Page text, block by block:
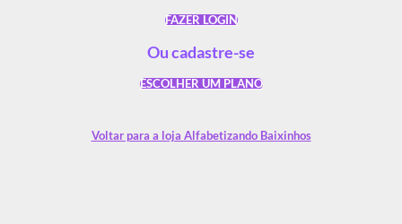
FAZER LOGIN
Ou cadastre-se
ESCOLHER UM PLANO
Voltar para a loja Alfabetizando Baixinhos